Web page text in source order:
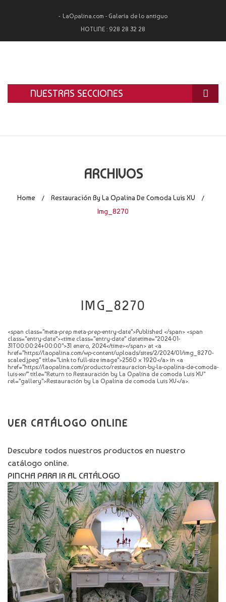
LaOpalina.com - Galería de lo antiguo
HOTLINE : 928 28 32 28
NUESTRAS SECCIONES
LA OPALINA
ARCHIVOS
Home / Restauración By La Opalina De Comoda Luis XV /
Img_8270
IMG_8270
<span class="meta-prep meta-prep-entry-date">Published </span> <span
class="entry-date"><time class="entry-date" datetime="2024-01-
31T00:00:24+00:00">31 enero, 2024</time></span> at <a
href="https://laopalina.com/wp-content/uploads/sites/2/2024/01/img_8270-
scaled.jpeg" title="Link to full-size image">2560 × 1920</a> in <a
href="https://laopalina.com/producto/restauracion-by-la-opalina-de-comoda-
luis-xv/" title="Return to Restauración by La Opalina de comoda Luis XV"
rel="gallery">Restauración by La Opalina de comoda Luis XV</a>.
VER CATÁLOGO ONLINE
Descubre todos nuestros productos en nuestro
catálogo online.
PINCHA PARA IR AL CATÁLOGO